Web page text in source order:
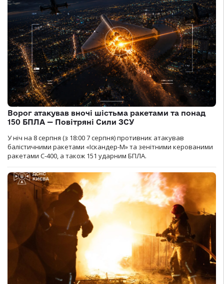
Ворог атакував вночі шістьма ракетами та понад
150 БПЛА — Повітряні Сили ЗСУ
У ніч на 8 серпня (з 18:00 7 серпня) противник атакував
балістичними ракетами «Іскандер-М» та зенітними керованими
ракетами С-400, а також 151 ударним БПЛА.